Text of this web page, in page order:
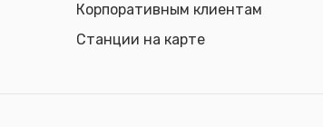
Корпоративным клиентам
Станции на карте